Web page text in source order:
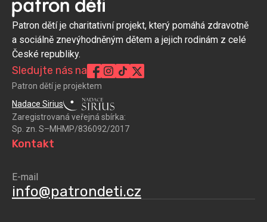
Patron dětí je charitativní projekt, který pomáhá zdravotně
a sociálně znevýhodněným dětem a jejich rodinám z celé
České republiky.
Sledujte nás na
Patron dětí je projektem
Nadace Sirius
Zaregistrovaná veřejná sbírka:
Sp. zn. S–MHMP/836092/2017
Kontakt
E-mail
info@patrondeti.cz